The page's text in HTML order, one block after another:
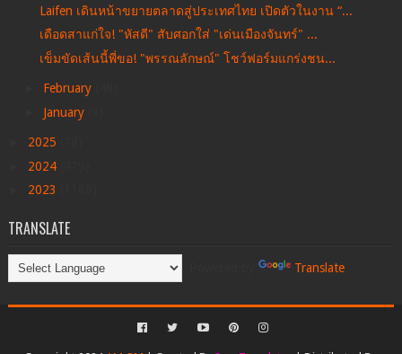
Laifen เดินหน้าขยายตลาดสู่ประเทศไทย เปิดตัวในงาน “...
เดือดสาแก่ใจ! "หัสดี" สับศอกใส่ "เด่นเมืองจันทร์" ...
เข็มขัดเส้นนี้พี่ขอ! "พรรณลักษณ์" โชว์ฟอร์มแกร่งชน...
February
January
2025
2024
2023
TRANSLATE
Translate